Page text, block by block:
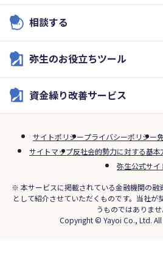
相談する
弥生のお役立ちツール
資金繰り改善サービス
サイトポリシープライバシーポリシー
サイトマップ反社会的勢力に対する基本
弥生公式サイ
※ 本サービスに掲載されている金融機関の融
として紹介させていただくものです。当社が
うものではありませ
Copyright © Yayoi Co., Ltd. All